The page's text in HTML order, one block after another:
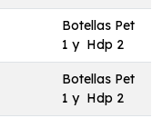
Botellas Pet
1 y Hdp 2
Botellas Pet
1 y Hdp 2